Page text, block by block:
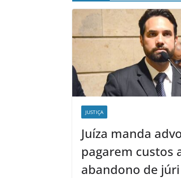
JUSTIÇA
Juíza manda
pagarem custos
abandono de